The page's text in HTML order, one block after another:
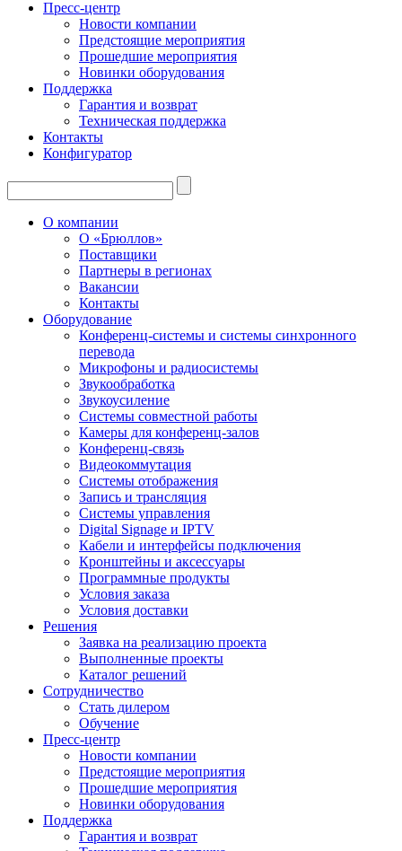
Пресс-центр
Новости компании
Предстоящие мероприятия
Прошедшие мероприятия
Новинки оборудования
Поддержка
Гарантия и возврат
Техническая поддержка
Контакты
Конфигуратор
О компании
О «Брюллов»
Поставщики
Партнеры в регионах
Вакансии
Контакты
Оборудование
Конференц-системы и системы синхронного
перевода
Микрофоны и радиосистемы
Звукообработка
Звукоусиление
Системы совместной работы
Камеры для конференц-залов
Конференц-связь
Видеокоммутация
Системы отображения
Запись и трансляция
Системы управления
Digital Signage и IPTV
Кабели и интерфейсы подключения
Кронштейны и аксессуары
Программные продукты
Условия заказа
Условия доставки
Решения
Заявка на реализацию проекта
Выполненные проекты
Каталог решений
Сотрудничество
Стать дилером
Обучение
Пресс-центр
Новости компании
Предстоящие мероприятия
Прошедшие мероприятия
Новинки оборудования
Поддержка
Гарантия и возврат